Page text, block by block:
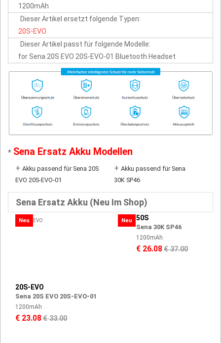
1200mAh
Dieser Artikel ersetzt folgende Typen:
20S-EVO
Dieser Artikel passt für folgende Modelle:
for Sena 20S EVO 20S-EVO-01 Bluetooth Headset
* Sena Ersatz Akku Modellen
+ Akku passend für Sena 20S
EVO 20S-EVO-01
+ Akku passend für Sena
30K SP46
Sena Ersatz Akku (Neu Im Shop)
Neu
20S-EVO
Sena 20S EVO 20S-EVO-01
1200mAh
€ 23.08€ 33.00
Neu 50S
Sena 30K SP46
1200mAh
€ 26.08€ 37.00